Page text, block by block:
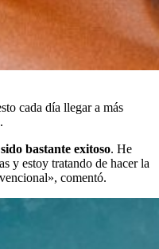
cada día llegar a más
bastante exitoso. He
y estoy tratando de hacer la
comentó.